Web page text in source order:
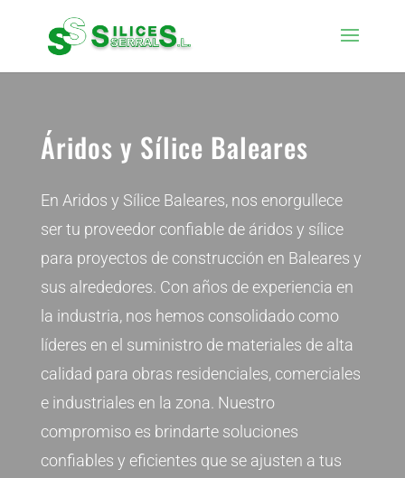
Áridos y Sílice Baleares
En Aridos y Sílice Baleares, nos enorgullece
ser tu proveedor confiable de áridos y sílice
para proyectos de construcción en Baleares y
sus alrededores. Con años de experiencia en
la industria, nos hemos consolidado como
líderes en el suministro de materiales de alta
calidad para obras residenciales, comerciales
e industriales en la zona. Nuestro
compromiso es brindarte soluciones
confiables y eficientes que se ajusten a tus